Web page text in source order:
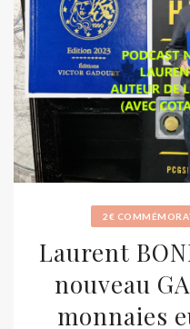
2€
Laurent
nouveau
monnaies